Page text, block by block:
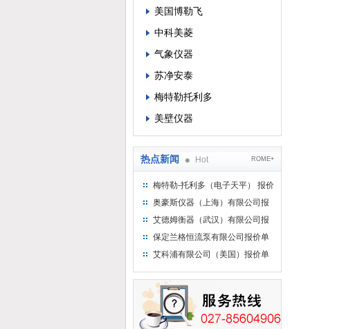
美国博勒飞
中科美菱
气象仪器
苏净安泰
梅特勒托利多
美壁仪器
热点新闻 Hot ROME+
梅特勒-托利多（电子天平） 报价
单
奥豪斯仪器（上海）有限公司报
价单
艾德姆衡器（武汉）有限公司报
价单
保定兰格恒流泵有限公司报价单
艾科浦有限公司（美国）报价单